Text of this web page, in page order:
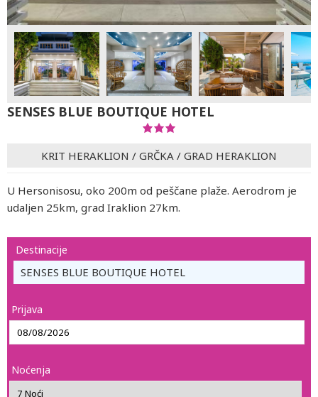
SENSES BLUE BOUTIQUE HOTEL
KRIT HERAKLION / GRČKA / GRAD HERAKLION
U Hersonisosu, oko 200m od peščane plaže. Aerodrom je
udaljen 25km, grad Iraklion 27km.
Destinacije
SENSES BLUE BOUTIQUE HOTEL
Prijava
Noćenja